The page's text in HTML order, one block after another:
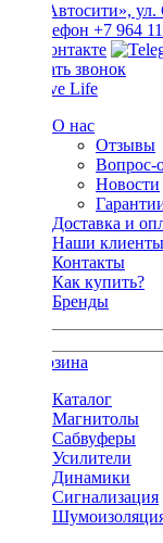
ТЦ «Автосити», ул.
+7 964
Заказать звонок
О нас
Отзывы
Вопрос-
Новости
Доставка и
Наши клиенты
Контакты
Как купить?
Бренды
Каталог
Магнитолы
Сабвуферы
Усилители
Динамики
Сигнализация